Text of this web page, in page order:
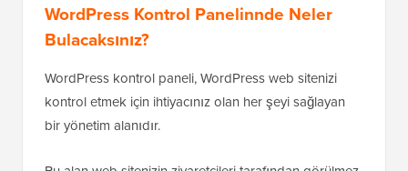
WordPress Kontrol Panelinnde Neler
Bulacaksınız?
WordPress kontrol paneli, WordPress web sitenizi
kontrol etmek için ihtiyacınız olan her şeyi sağlayan
bir yönetim alanıdır.